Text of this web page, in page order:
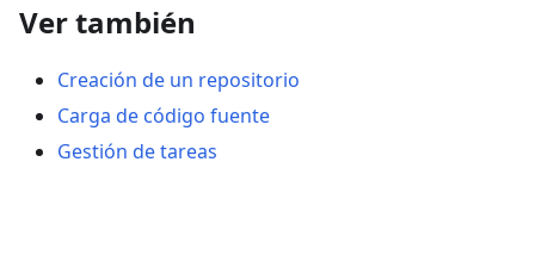
Ver también
Creación de un repositorio
Carga de código fuente
Gestión de tareas